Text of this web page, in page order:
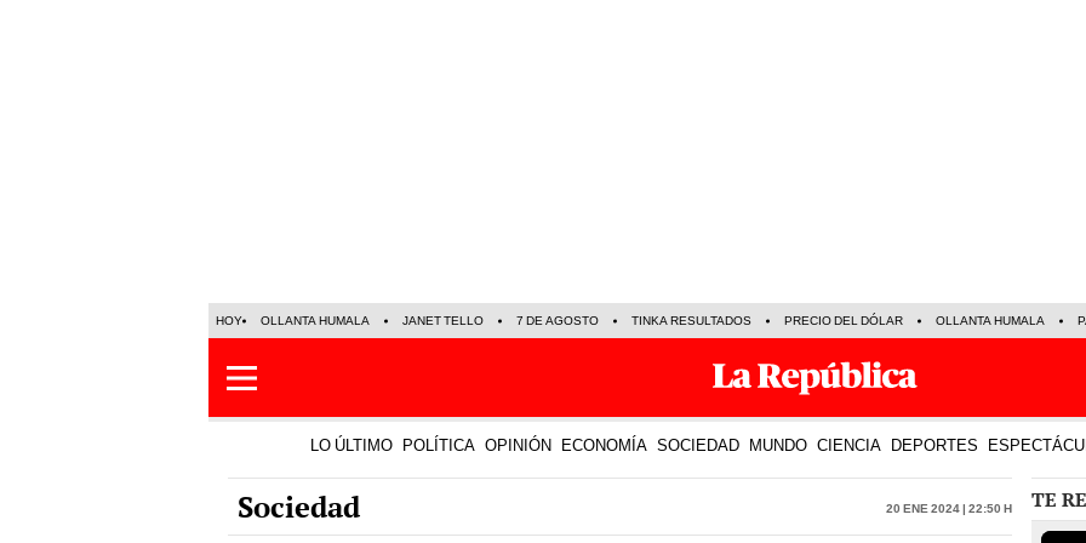
HOY OLLANTA HUMALA JANET TELLO 7 DE AGOSTO TINKA RESULTADOS PRECIO DEL DÓLAR OLLANTA HUMALA
LO ÚLTIMO POLÍTICA OPINIÓN ECONOMÍA SOCIEDAD MUNDO CIENCIA DEPORTES
Sociedad 20 Ene 2024 | 22:50 h TE